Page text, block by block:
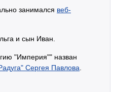
занимался веб-
и сын Иван.
"Империя"" назван
Сергея Павлова